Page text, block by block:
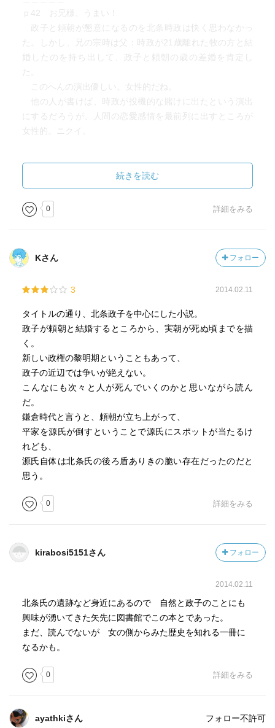
おり、政子は義村に呼ばれて時々孫に会いに行くようにな
る、それが善哉を次期将軍にと企てているのではと勘繰ら
れるので、政子は善哉を鶴岡八幡宮に入門させる。善哉は
名前を公暁と変え、修行を積んで成長するが、父を殺され
た恨みを忘れておらず、北条家を倒す計画を立て、将軍実
朝（叔父にあたる）を殺してしまう。三浦義村は公暁の味
方のふりをしていたが最後は寝返り、将軍暗殺者公暁を切
り、その功により駿河守に任官した。
多いことか。生みの親も育ての親も欲望の前には情もない
のね。
ｐ42 お兄様、うまい！
政子と頼朝が懇意になるのを北条時政は快く思わなかっ
た。しかし、兄の宗時は父：時政が21歳離れた牧の方と結
婚したのを持ち出して、政子と頼朝の歳の差婚を肯定し
た。
このへんの演出優しい。女性的だね。
他の人が書けば、時政が投機的な賭けに出たという演出
にするだろうが、人間の恋愛感情を最前列に出すところが
女性的。ニクイ。
頼朝が生き残ったのは、清盛の継母の池の禅尼が息子に
似ているからという恩情からである。この時、もし頼朝が
情けを架けられていなかったら…。
この運命のいたずらがあったからこそ、頼朝は人事に冷
いために、敵対勢力は根絶するという考えが生まれたのだ
と思う。
当時の恋愛習慣について。当時の結婚は完全に政略的な
ものであった。だからこそなのか、結婚前の恋愛は自由が
多かった。男性経験・女性経験はあって当たり前だし、そ
の時代だった。
処女を旦那に捧げるという考えができたのも、武家が貴
ｐ344 頼朝の器の大きさ
範となる事件が起きた。その際、頼朝もどさくさに紛れて
暗殺するというきな臭い動きがあったらしい。しかし、頼
鎌倉幕府はできて間もない。その新しい権力を横取りし
たいものは多くいる。頼朝暗殺事件を大事にして派閥争い
こういう自分たちの置かれている状況を冷静に見つめ、
利己的にならずにいられる大きな器を頼朝は持っていた。
ｐ359 親の心、子知らず
とを思ってあれこれ気を揉んでいた。それが逆効果だった
だな。
続きを読む
0 詳細をみる
Kさん フォロー
3 2014.02.11
タイトルの通り、北条政子を中心にした小説。
政子が頼朝と結婚するところから、実朝が死ぬ頃までを描
く。
新しい政権の黎明期ということもあって、
政子の近辺では争いが絶えない。
こんなにも次々と人が死んでいくのかと思いながら読ん
だ。
鎌倉時代と言うと、頼朝が立ち上がって、
平家を源氏が倒すということで源氏にスポットが当たるけ
れども、
源氏自体は北条氏の後ろ盾ありきの脆い存在だったのだと
思う。
0 詳細をみる
kirabosi5151さん フォロー
2014.02.11
北条氏の遺跡など身近にあるので 自然と政子のことにも
興味が湧いてきた矢先に図書館でこの本とであった。
まだ、読んでないが 女の側からみた歴史を知れる一冊に
なるかも。
0 詳細をみる
ayathkiさん フォロー不許可